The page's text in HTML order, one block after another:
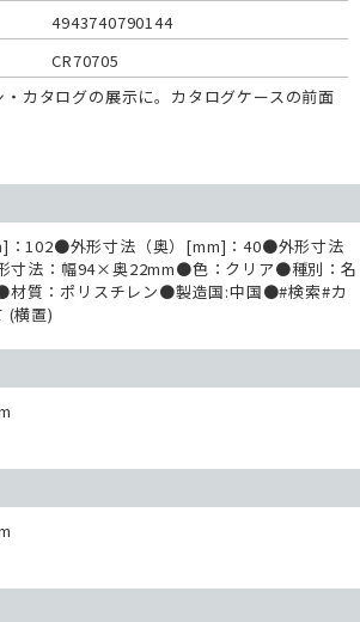
4943740790144
CR70705
カタログの展示に。カタログケースの前面
：102●外形寸法（奥）[mm]：40●外形寸法
寸法：幅94×奥22mm●色：クリア●種別：名
材質：ポリスチレン●製造国:中国●#検索#カ
(横置)